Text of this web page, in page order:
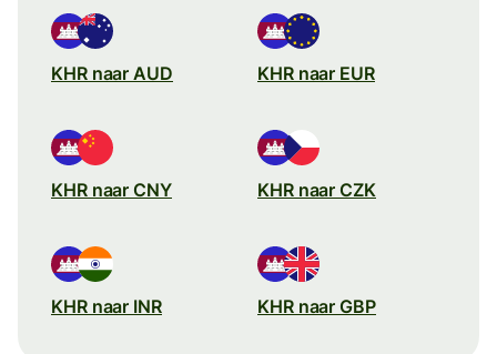
KHR naar AUD KHR naar EUR
KHR naar CNY KHR naar CZK
KHR naar INR KHR naar GBP